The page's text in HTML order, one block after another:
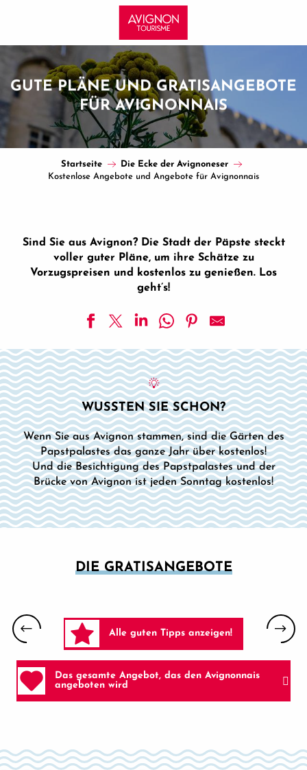
principal
GUTE PLÄNE UND GRATISANGEBOTE
FÜR AVIGNONNAIS
Startseite
Die Ecke der Avignoneser
Kostenlose Angebote und Angebote für Avignonnais
Sind Sie aus Avignon? Die Stadt der Päpste steckt
voller guter Pläne, um ihre Schätze zu
Vorzugspreisen und kostenlos zu genießen. Los
geht’s!
WUSSTEN SIE SCHON?
Wenn Sie aus Avignon stammen, sind die Gärten des
Papstpalastes das ganze Jahr über kostenlos!
Und die Besichtigung des Papstpalastes und der
Brücke von Avignon ist jeden Sonntag kostenlos!
DIE GRATISANGEBOTE
Alle guten Tipps anzeigen!
Das gesamte Angebot, das den Avignonnais
angeboten wird